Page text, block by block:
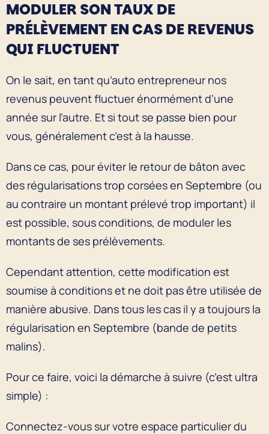
MODULER SON TAUX DE
PRÉLÈVEMENT EN CAS DE REVENUS
QUI FLUCTUENT
On le sait, en tant qu’auto entrepreneur nos
revenus peuvent fluctuer énormément d’une
année sur l’autre. Et si tout se passe bien pour
vous, généralement c’est à la hausse.
Dans ce cas, pour éviter le retour de bâton avec
des régularisations trop corsées en Septembre (ou
au contraire un montant prélevé trop important) il
est possible, sous conditions, de moduler les
montants de ses prélèvements.
Cependant attention, cette modification est
soumise à conditions et ne doit pas être utilisée de
manière abusive. Dans tous les cas il y a toujours la
régularisation en Septembre (bande de petits
malins).
Pour ce faire, voici la démarche à suivre (c’est ultra
simple) :
Connectez-vous sur votre espace particulier du